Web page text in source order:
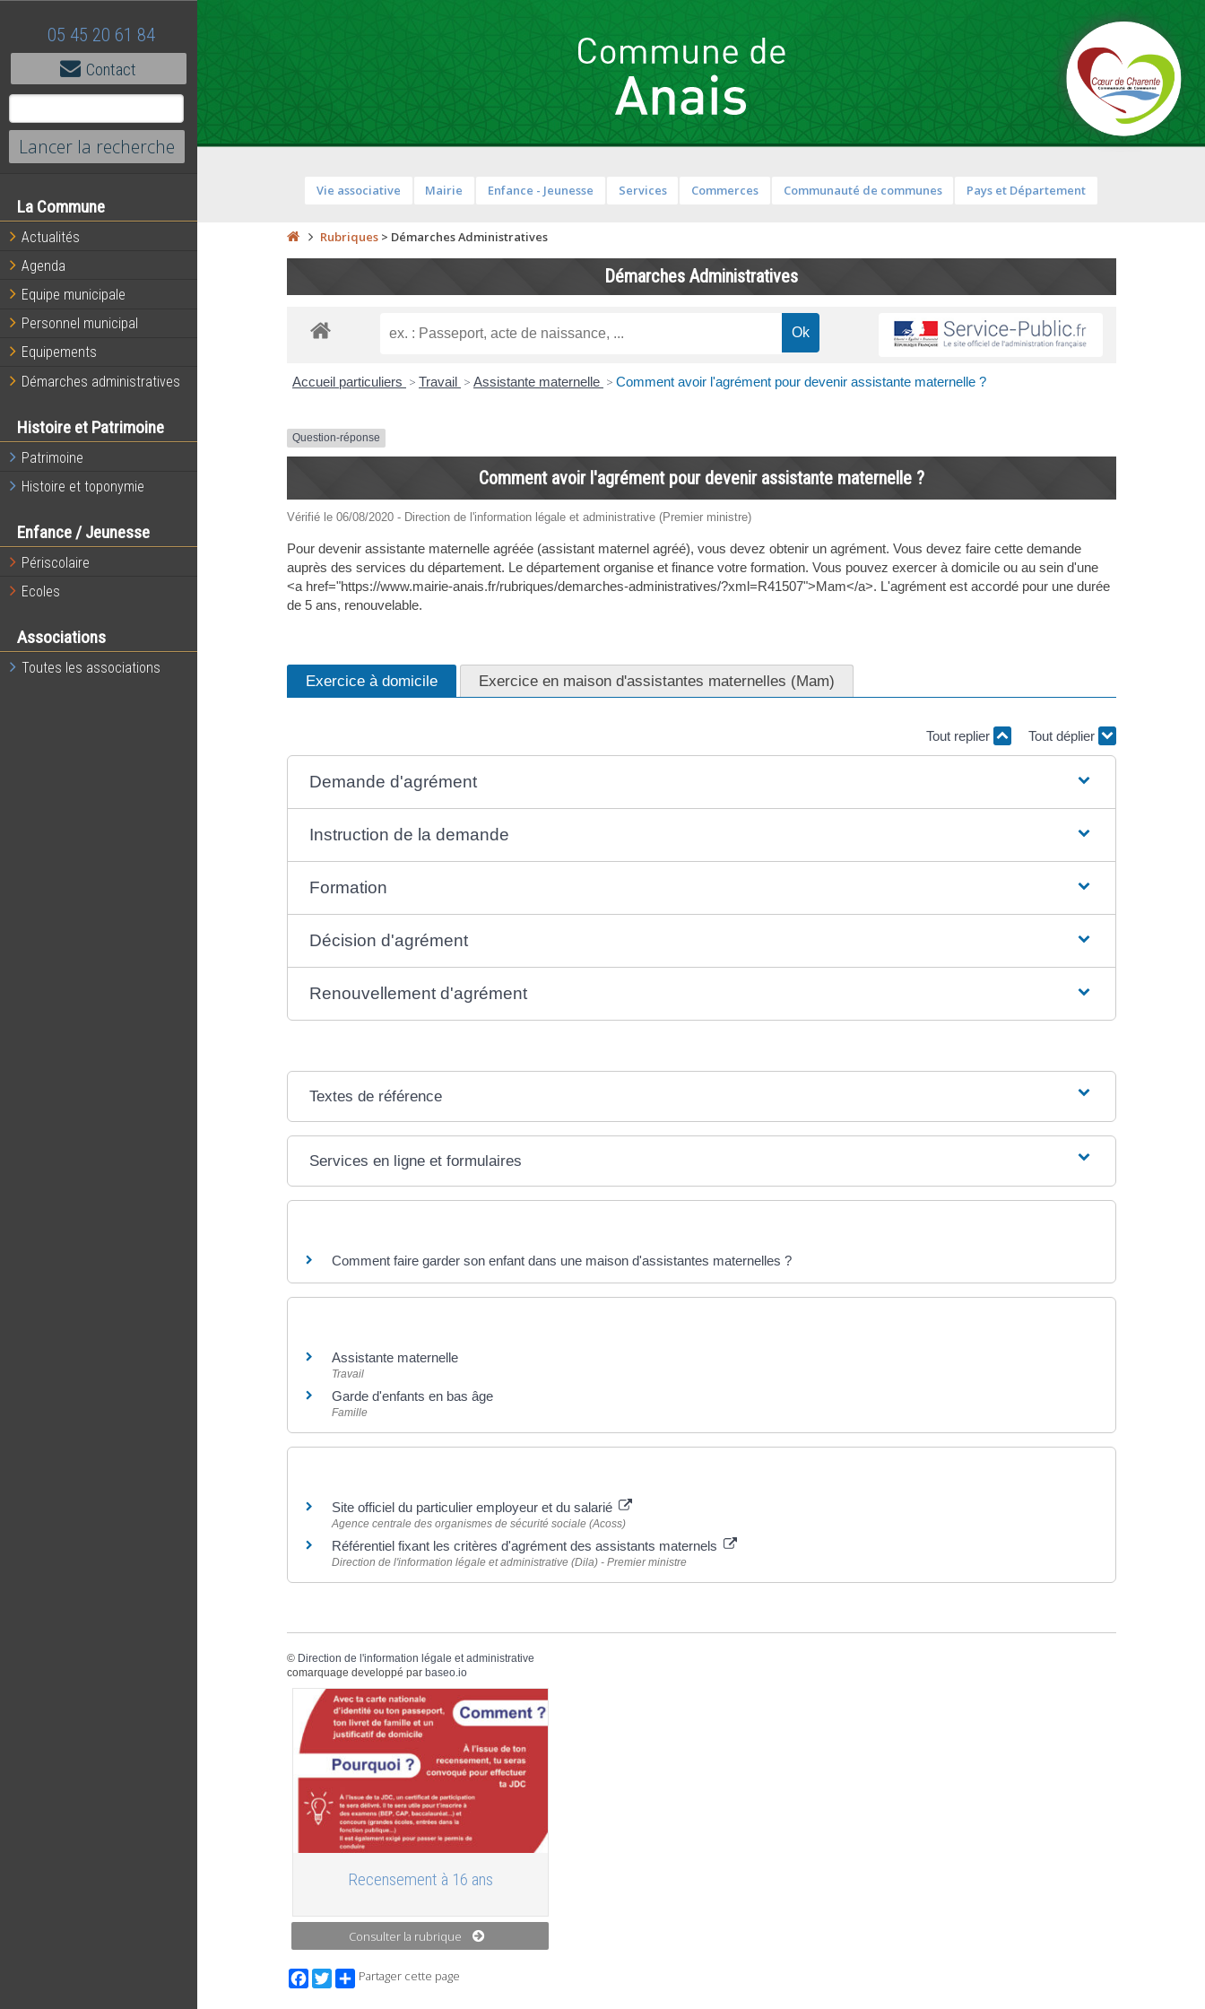
05 45 20 61 84
Contact
La Commune
Actualités
Agenda
Equipe municipale
Personnel municipal
Equipements
Démarches administratives
Histoire et Patrimoine
Patrimoine
Histoire et toponymie
Enfance / Jeunesse
Périscolaire
Ecoles
Associations
Toutes les associations
Vie associative Mairie Enfance - Jeunesse Services Commerces Communauté de communes Pays et Département
Rubriques> Démarches Administratives
Démarches Administratives
Accueil particuliers > Travail > Assistante maternelle > Comment avoir l'agrément pour devenir assistante maternelle ?
Question-réponse
Comment avoir l'agrément pour devenir assistante maternelle ?
Vérifié le 06/08/2020 - Direction de l'information légale et administrative (Premier ministre)
Pour devenir assistante maternelle agréée (assistant maternel agréé), vous devez obtenir un agrément. Vous devez faire cette demande
auprès des services du département. Le département organise et finance votre formation. Vous pouvez exercer à domicile ou au sein d'une
<a href="https://www.mairie-anais.fr/rubriques/demarches-administratives/?xml=R41507">Mam</a>. L'agrément est accordé pour une durée
de 5 ans, renouvelable.
Exercice à domicile Exercice en maison d'assistantes maternelles (Mam)
Tout replier Tout déplier
Demande d'agrément
Instruction de la demande
Formation
Décision d'agrément
Renouvellement d'agrément
Textes de référence
Services en ligne et formulaires
Comment faire garder son enfant dans une maison d'assistantes maternelles ?
Assistante maternelle
Travail
Garde d'enfants en bas âge
Famille
Site officiel du particulier employeur et du salarié
Agence centrale des organismes de sécurité sociale (Acoss)
Référentiel fixant les critères d'agrément des assistants maternels
Direction de l'information légale et administrative (Dila) - Premier ministre
© Direction de l'information légale et administrative
comarquage developpé par baseo.io
Recensement à 16 ans
Consulter la rubrique
Facebook
TwitterPartager cette page